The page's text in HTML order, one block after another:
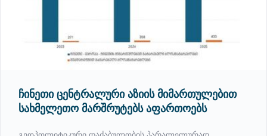
ჩინეთი ცენტრალური აზიის მიმართულებით
სახმელეთო მარშრუტებს აფართოებს